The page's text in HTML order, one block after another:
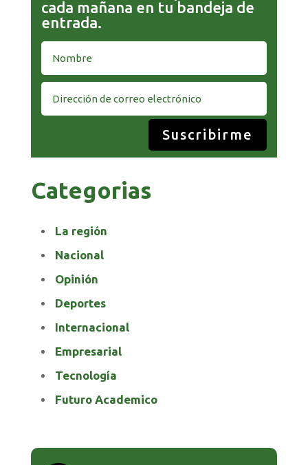
cada mañana en tu bandeja de
entrada.
Suscribirme
Categorias
La región
Nacional
Opinión
Deportes
Internacional
Empresarial
Tecnología
Futuro Academico